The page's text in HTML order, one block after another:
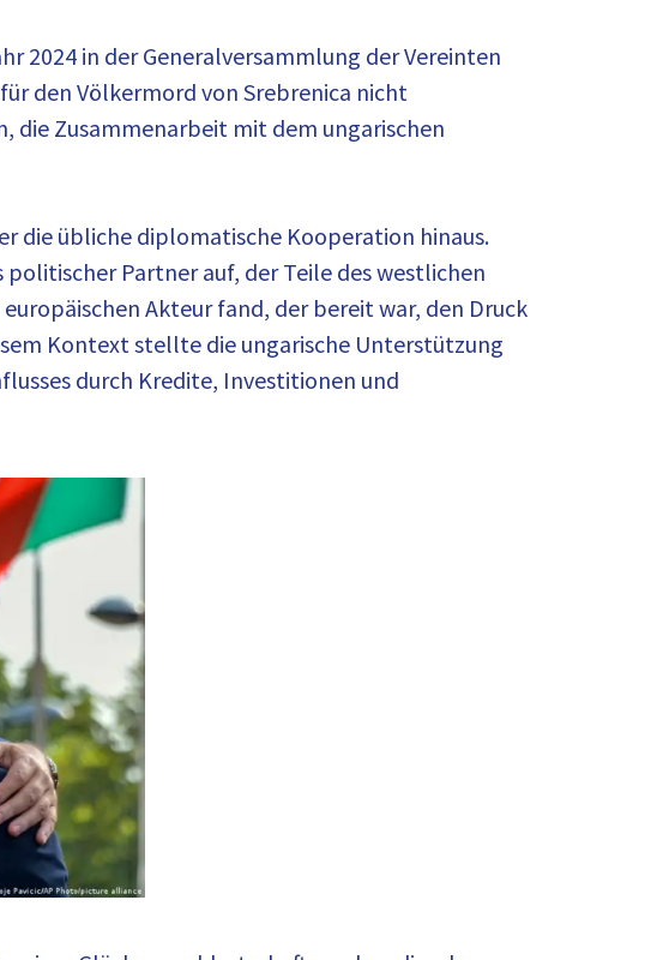
2024 in der Generalversammlung der Vereinten
den Völkermord von Srebrenica nicht
die Zusammenarbeit mit dem ungarischen
die übliche diplomatische Kooperation hinaus.
Partner auf, der Teile des westlichen
Akteur fand, der bereit war, den Druck
Kontext stellte die ungarische Unterstützung
durch Kredite, Investitionen und